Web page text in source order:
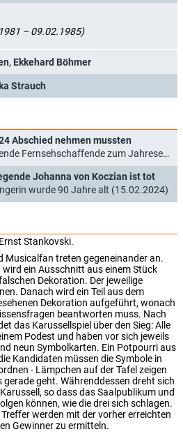
– 09.02.1985)
, Ekkehard Böhmer
Strauch
Abschied nehmen mussten
zum Jahresende (31.12.2024)
Johanna von Koczian ist tot
wurde 90 Jahre alt (15.02.2024)
Stankovski.
Musicalfan treten gegeneinander an.
ein Ausschnitt aus einem Stück
Dekoration. Der jeweilige
Danach wird ein Teil aus dem
Dekoration aufgeführt, wonach
beantworten muss. Nach
das Karussellspiel über den Sieg: Alle
Podest und haben vor sich jeweils
neun Symbolkarten. Ein Potpourri aus
Kandidaten müssen die Symbole in
- Lämpchen auf der Tafel zeigen
gerade geht. Währenddessen dreht sich
so dass das Saalpublikum und
können, wie die drei sich schlagen.
Treffer werden mit der vorher erreichten
Gewinner zu ermitteln.